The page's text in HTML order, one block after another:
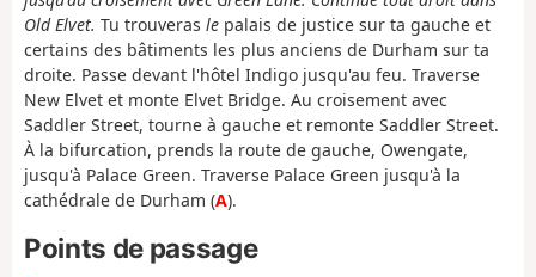
Old Elvet. Tu trouveras le palais de justice sur ta gauche et
certains des bâtiments les plus anciens de Durham sur ta
droite. Passe devant l'hôtel Indigo jusqu'au feu. Traverse
New Elvet et monte Elvet Bridge. Au croisement avec
Saddler Street, tourne à gauche et remonte Saddler Street.
À la bifurcation, prends la route de gauche, Owengate,
jusqu'à Palace Green. Traverse Palace Green jusqu'à la
cathédrale de Durham (A).
Points de passage